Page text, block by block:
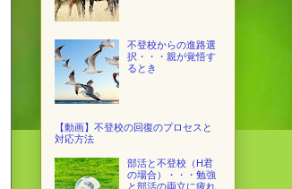
不登校からの進路選
択・・・親が覚悟す
るとき
【動画】不登校の回復のプロセスと
対応方法
部活と不登校（H君
の場合）・・・勉強
と部活の両立に疲れ